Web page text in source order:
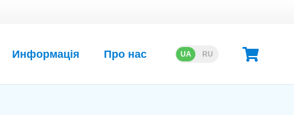
Информація Про нас UA RU